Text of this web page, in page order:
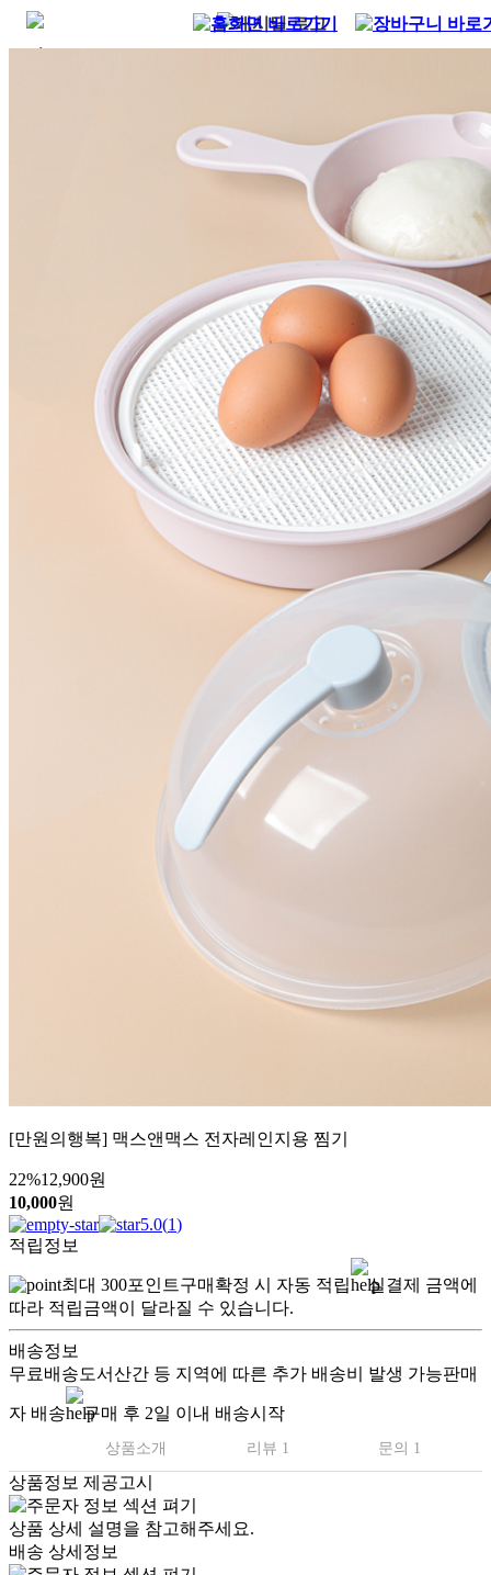
[만원의행복] 맥스앤맥스 전자레인지용 찜기
22%12,900원
10,000원
5.0(1)
적립정보
최대 300포인트구매확정 시 자동 적립
실결제 금액에
따라 적립금액이 달라질 수 있습니다.
배송정보
무료배송도서산간 등 지역에 따른 추가 배송비 발생 가능판매
자 배송 구매 후 2일 이내 배송시작
상품소개 리뷰 1 문의 1
상품정보 제공고시
상품 상세 설명을 참고해주세요.
배송 상세정보